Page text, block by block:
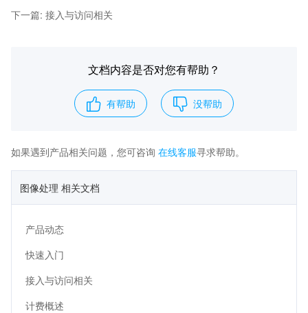
下一篇: 接入与访问相关
文档内容是否对您有帮助？
有帮助 没帮助
如果遇到产品相关问题，您可咨询 在线客服寻求帮助。
图像处理 相关文档
产品动态
快速入门
接入与访问相关
计费概述